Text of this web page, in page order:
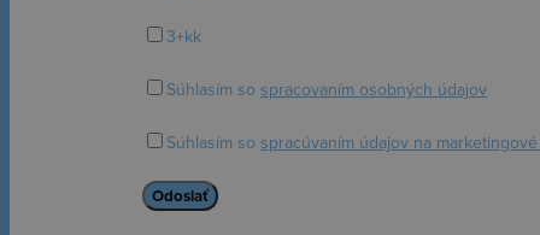
3+kk
Súhlasím so spracovaním osobných údajov
Súhlasím so spracúvaním údajov na